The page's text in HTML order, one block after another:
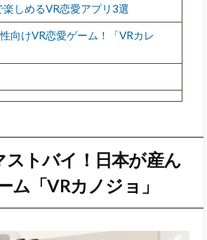
楽しめるVR恋愛アプリ3選
向けVR恋愛ゲーム！「VRカレ
ストバイ！日本が産ん
ム「VRカノジョ」